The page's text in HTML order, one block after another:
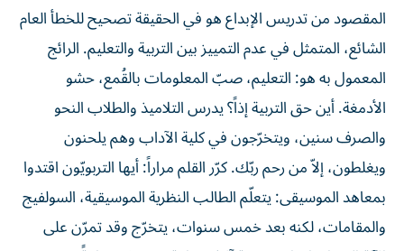
المقصود من تدريس الإبداع هو في الحقيقة تصحيح للخطأ العام
الشائع، المتمثل في عدم التمييز بين التربية والتعليم. الرائج
المعمول به هو: التعليم، صبّ المعلومات بالقُمع، حشو
الأدمغة. أين حق التربية إذاً؟ يدرس التلاميذ والطلاب النحو
والصرف سنين، ويتخرّجون في كلية الآداب وهم يلحنون
ويغلطون، إلاّ من رحم ربّك. كرّر القلم مراراً: أيها التربويّون اقتدوا
بمعاهد الموسيقى: يتعلّم الطالب النظرية الموسيقية، السولفيج
والمقامات، لكنه بعد خمس سنوات، يتخرّج وقد تمرّن على